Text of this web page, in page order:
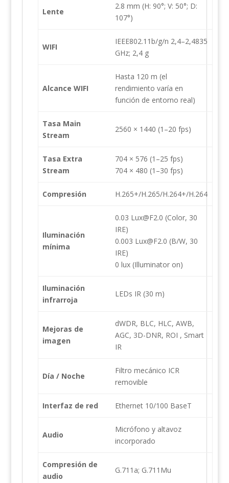
Lente
2.8 mm (H: 90°; V: 50°; D:
107°)
WIFI
IEEE802.11b/g/n 2,4–2,4835
GHz; 2,4 g
Alcance WIFI
Hasta 120 m (el
rendimiento varía en
función de entorno real)
Tasa Main
Stream
2560 × 1440 (1–20 fps)
Tasa Extra
Stream
704 × 576 (1–25 fps)
704 × 480 (1–30 fps)
Compresión H.265+/H.265/H.264+/H.264
Iluminación
mínima
0.03 Lux@F2.0 (Color, 30
IRE)
0.003 Lux@F2.0 (B/W, 30
IRE)
0 lux (Illuminator on)
Iluminación
infrarroja
LEDs IR (30 m)
Mejoras de
imagen
dWDR, BLC, HLC, AWB,
AGC, 3D-DNR, ROI , Smart
IR
Día / Noche
Filtro mecánico ICR
removible
Interfaz de red Ethernet 10/100 BaseT
Audio
Micrófono y altavoz
incorporado
Compresión de
audio
G.711a; G.711Mu